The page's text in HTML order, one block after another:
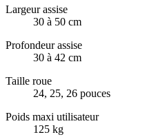
Largeur assise
30 à 50 cm
Profondeur assise
30 à 42 cm
Taille roue
24, 25, 26 pouces
Poids maxi utilisateur
125 kg